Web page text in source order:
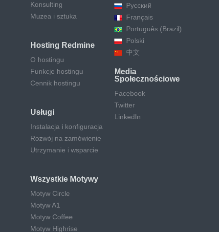
Konsulting
Muzea i sztuka
Hosting Redmine
O hostingu
Funkcje hostingu
Cennik hostingu
Usługi
Instalacja i konfiguracja
Rozwój na zamówienie
Utrzymanie i wsparcie
Wszystkie Motywy
Motyw Circle
Motyw A1
Motyw Coffee
Motyw Highrise
Русский
Français
Português (Brazil)
Polski
中文
Media
Społecznościowe
Facebook
Twitter
LinkedIn